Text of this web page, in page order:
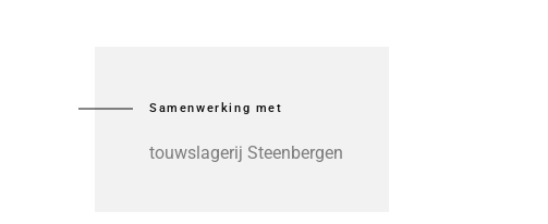
Samenwerking met
touwslagerij Steenbergen